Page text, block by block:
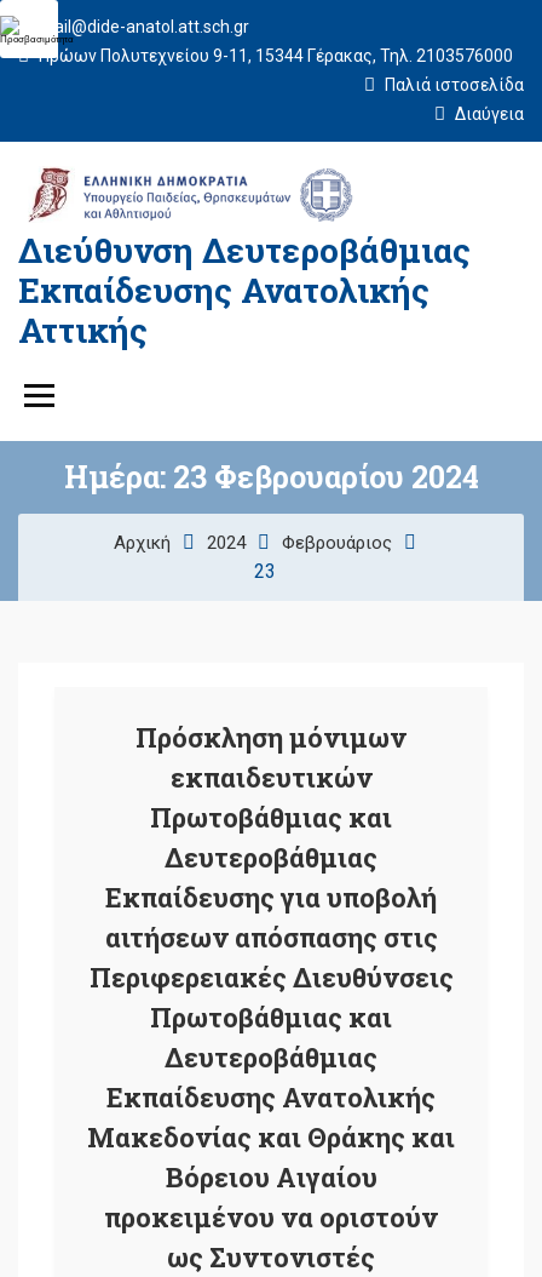
mail@dide-anatol.att.sch.gr
Ηρώων Πολυτεχνείου 9-11, 15344 Γέρακας, Τηλ. 2103576000
Παλιά ιστοσελίδα
Διαύγεια
Διεύθυνση Δευτεροβάθμιας
Εκπαίδευσης Ανατολικής
Αττικής
Ημέρα: 23 Φεβρουαρίου 2024
Αρχική 2024 Φεβρουάριος
23
Πρόσκληση μόνιμων
εκπαιδευτικών
Πρωτοβάθμιας και
Δευτεροβάθμιας
Εκπαίδευσης για υποβολή
αιτήσεων απόσπασης στις
Περιφερειακές Διευθύνσεις
Πρωτοβάθμιας και
Δευτεροβάθμιας
Εκπαίδευσης Ανατολικής
Μακεδονίας και Θράκης και
Βόρειου Αιγαίου
προκειμένου να οριστούν
ως Συντονιστές